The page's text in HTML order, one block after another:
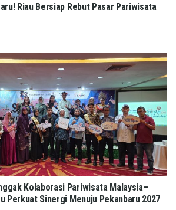
Riau Bersiap Rebut Pasar Pariwisata
Kolaborasi Pariwisata Malaysia–
Perkuat Sinergi Menuju Pekanbaru 2027